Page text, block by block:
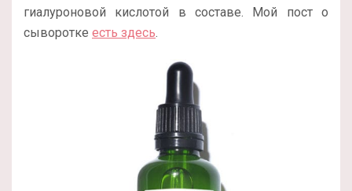
гиалуроновой кислотой в составе. Мой пост о
сыворотке есть здесь.